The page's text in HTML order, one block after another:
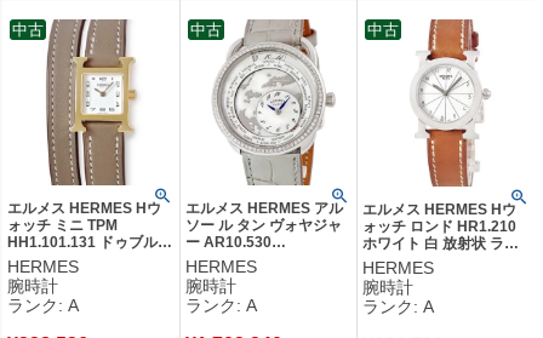
エルメス HERMES Hウ
ォッチ ミニ TPM
HH1.101.131 ドゥブルト
ゥール H型 スクエア ホ
ワイト イエローGP レデ
ィース 腕時計クオーツ
ホワイト 【中古】中古美
HERMES
腕時計
ランク: A
中古
エルメス HERMES アル
ソー ル タン ヴォヤジャ
ー AR10.530
W057197WW00 純正ダ
イヤ シェル 世界時計
GMT メンズ 腕時計自動
巻き ホワイト 【中古】
HERMES
腕時計
ランク: A
中古
エルメス HERMES Hウ
ォッチ ロンド HR1.210
ホワイト 白 放射状 ラジ
アル アラビア レディース
腕時計クオーツ ホワイト
【中古】中古美品
HERMES
腕時計
ランク: A
中古